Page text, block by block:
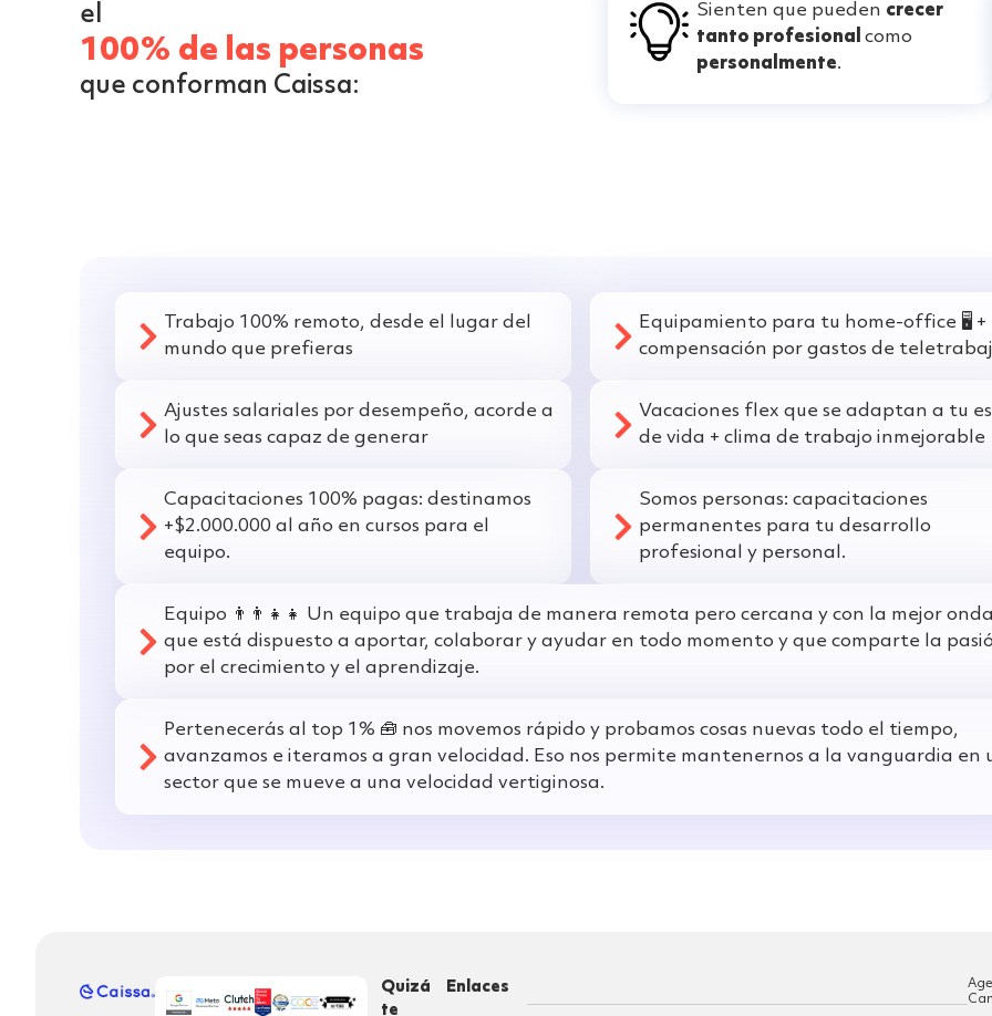
el
100% de las personas
que conforman Caissa:
Sienten que pueden crecer
tanto profesionalcomo
personalmente.
Trabajo 100% remoto, desde el lugar del
mundo que prefieras
Equipamiento para tu home-office 🖥️ +
compensación por gastos de
Ajustes salariales por desempeño, acorde a
lo que seas capaz de generar
Vacaciones flex que se adaptan a tu
de vida + clima de trabajo inmejorable
Capacitaciones 100% pagas: destinamos
+$2.000.000 al año en cursos para el
equipo.
Somos personas: capacitaciones
permanentes para tu desarrollo
profesional y personal.
Equipo 👨‍👨‍👧‍👧 Un equipo que trabaja de manera remota pero cercana y con la mejor
que está dispuesto a aportar, colaborar y ayudar en todo momento y que comparte la
por el crecimiento y el aprendizaje.
Pertenecerás al top 1% 🧰 nos movemos rápido y probamos cosas nuevas todo el tiempo,
avanzamos e iteramos a gran velocidad. Eso nos permite mantenernos a la vanguardia en
sector que se mueve a una velocidad vertiginosa.
Quizá
te
Enlaces